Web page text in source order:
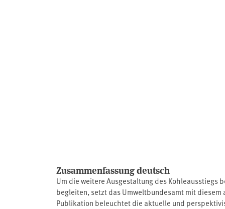
Zusammenfassung deutsch
Um die weitere Ausgestaltung des
begleiten, setzt das Umweltbundesamt mit
Publikation beleuchtet die aktuelle und